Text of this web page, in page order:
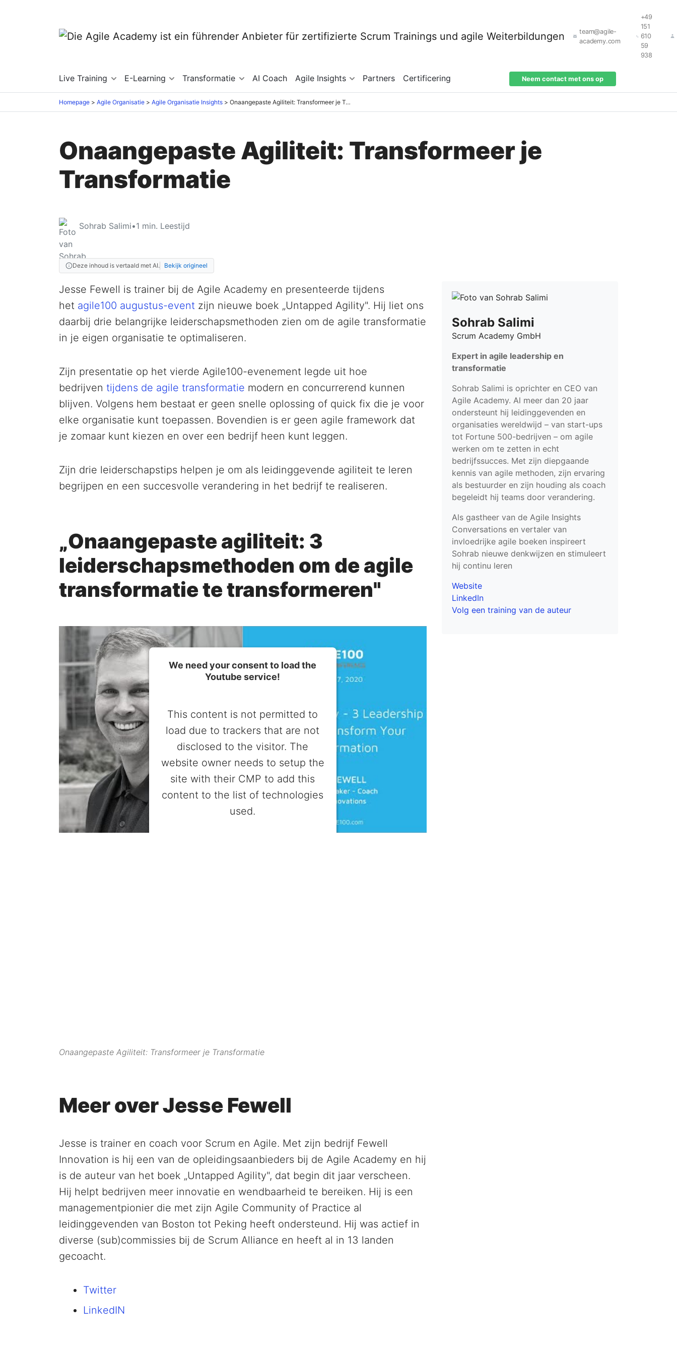
team@agile-
academy.com
+49
151
610
59
938
Live Training E-Learning Transformatie AI Coach Agile Insights Partners Certificering Neem contact met ons op
Homepage Agile Organisatie Agile Organisatie Insights Onaangepaste Agiliteit: Transformeer je Transformatie
Onaangepaste Agiliteit: Transformeer je
Transformatie
Sohrab Salimi•1 min. Leestijd
Deze inhoud is vertaald met AI. Bekijk origineel
Jesse Fewell is trainer bij de Agile Academy en presenteerde tijdens
het agile100 augustus-event zijn nieuwe boek „Untapped Agility". Hij liet ons
daarbij drie belangrijke leiderschapsmethoden zien om de agile transformatie
in je eigen organisatie te optimaliseren.
Zijn presentatie op het vierde Agile100-evenement legde uit hoe
bedrijven tijdens de agile transformatie modern en concurrerend kunnen
blijven. Volgens hem bestaat er geen snelle oplossing of quick fix die je voor
elke organisatie kunt toepassen. Bovendien is er geen agile framework dat
je zomaar kunt kiezen en over een bedrijf heen kunt leggen.
Zijn drie leiderschapstips helpen je om als leidinggevende agiliteit te leren
begrijpen en een succesvolle verandering in het bedrijf te realiseren.
„Onaangepaste agiliteit: 3
leiderschapsmethoden om de agile
transformatie te transformeren"
We need your consent to load the
Youtube service!
This content is not permitted to
load due to trackers that are not
disclosed to the visitor. The
website owner needs to setup the
site with their CMP to add this
content to the list of technologies
used.
Onaangepaste Agiliteit: Transformeer je Transformatie
Meer over Jesse Fewell
Jesse is trainer en coach voor Scrum en Agile. Met zijn bedrijf Fewell
Innovation is hij een van de opleidingsaanbieders bij de Agile Academy en hij
is de auteur van het boek „Untapped Agility", dat begin dit jaar verscheen.
Hij helpt bedrijven meer innovatie en wendbaarheid te bereiken. Hij is een
managementpionier die met zijn Agile Community of Practice al
leidinggevenden van Boston tot Peking heeft ondersteund. Hij was actief in
diverse (sub)commissies bij de Scrum Alliance en heeft al in 13 landen
gecoacht.
Twitter
LinkedIN
Sohrab Salimi
Scrum Academy GmbH
Expert in agile leadership en
transformatie
Sohrab Salimi is oprichter en CEO van
Agile Academy. Al meer dan 20 jaar
ondersteunt hij leidinggevenden en
organisaties wereldwijd – van start-ups
tot Fortune 500-bedrijven – om agile
werken om te zetten in echt
bedrijfssucces. Met zijn diepgaande
kennis van agile methoden, zijn ervaring
als bestuurder en zijn houding als coach
begeleidt hij teams door verandering.
Als gastheer van de Agile Insights
Conversations en vertaler van
invloedrijke agile boeken inspireert
Sohrab nieuwe denkwijzen en stimuleert
hij continu leren
Website
LinkedIn
Volg een training van de auteur